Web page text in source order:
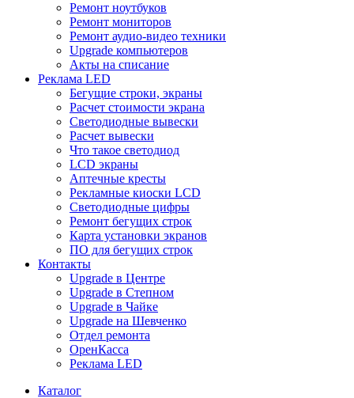
Ремонт ноутбуков
Ремонт мониторов
Ремонт аудио-видео техники
Upgrade компьютеров
Акты на списание
Реклама LED
Бегущие строки, экраны
Расчет стоимости экрана
Светодиодные вывески
Расчет вывески
Что такое светодиод
LCD экраны
Аптечные кресты
Рекламные киоски LCD
Светодиодные цифры
Ремонт бегущих строк
Карта установки экранов
ПО для бегущих строк
Контакты
Upgrade в Центре
Upgrade в Степном
Upgrade в Чайке
Upgrade на Шевченко
Отдел ремонта
ОренКасса
Реклама LED
Каталог